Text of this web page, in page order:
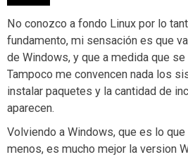
No conozco a fondo Linux por lo
fundamento, mi sensación es que
de Windows, y que a medida que
Tampoco me convencen nada los
instalar paquetes y la cantidad de
aparecen.
Volviendo a Windows, que es lo
menos, es mucho mejor la version